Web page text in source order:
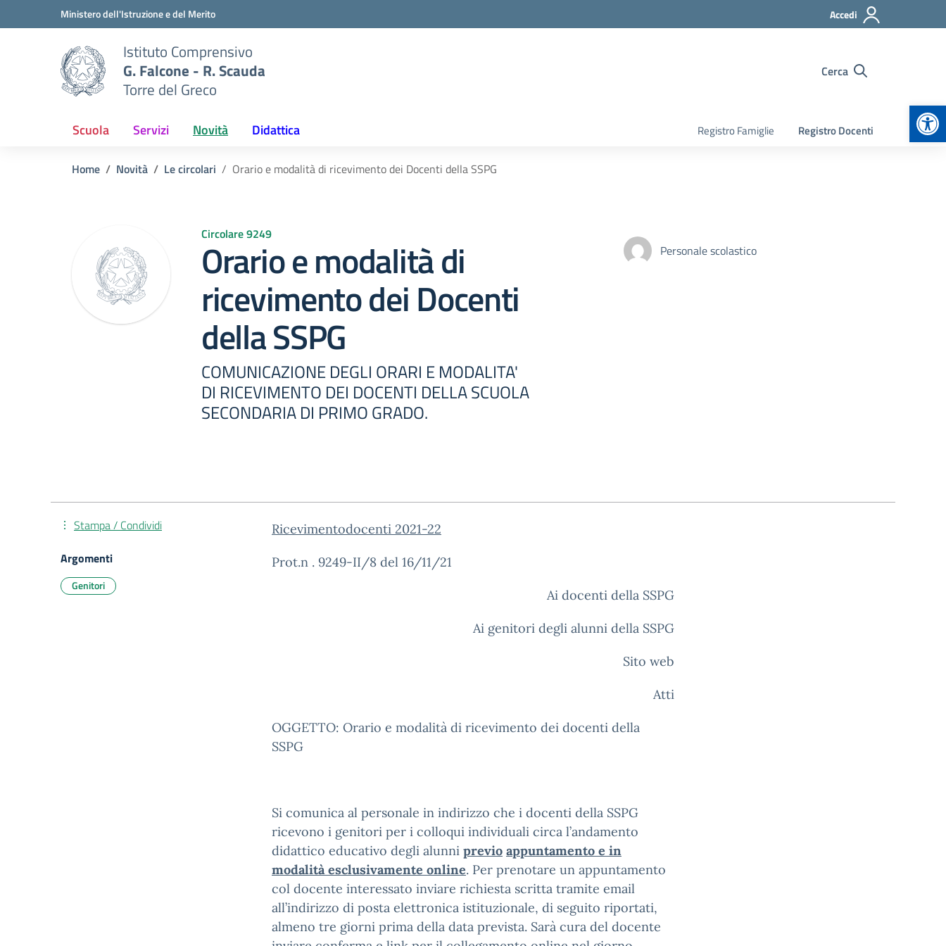
Vai ai contenuti
Vai al menu di navigazioneMinistero dell'Istruzione e del Merito Accedi
Istituto Comprensivo
G. Falcone - R. Scauda
Torre del Greco
Cerca
Scuola Servizi Novità Didattica Registro Famiglie Registro Docenti
Home Novità Le circolari Orario e modalità di ricevimento dei Docenti della SSPG
Circolare 9249
Orario e modalità di
ricevimento dei Docenti
della SSPG
COMUNICAZIONE DEGLI ORARI E MODALITA'
DI RICEVIMENTO DEI DOCENTI DELLA SCUOLA
SECONDARIA DI PRIMO GRADO.
Personale scolastico
Ricevimentodocenti 2021-22
Prot.n . 9249-II/8 del 16/11/21
Ai docenti della SSPG
Ai genitori degli alunni della SSPG
Sito web
Atti
OGGETTO: Orario e modalità di ricevimento dei docenti della
SSPG
Si comunica al personale in indirizzo che i docenti della SSPG
ricevono i genitori per i colloqui individuali circa l’andamento
didattico educativo degli alunni previo appuntamento e in
modalità esclusivamente online. Per prenotare un appuntamento
col docente interessato inviare richiesta scritta tramite email
all’indirizzo di posta elettronica istituzionale, di seguito riportati,
almeno tre giorni prima della data prevista. Sarà cura del docente
Stampa / Condividi
Argomenti
Genitori